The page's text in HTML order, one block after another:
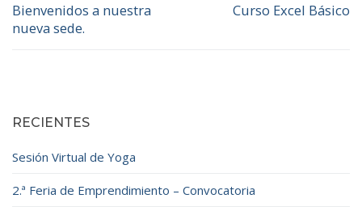
Bienvenidos a nuestra
nueva sede.
Curso Excel Básico
RECIENTES
Sesión Virtual de Yoga
2.ª Feria de Emprendimiento – Convocatoria